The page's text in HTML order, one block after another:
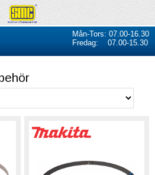
Mån-Tors: 07.00-16.30
Fredag: 07.00-15.30